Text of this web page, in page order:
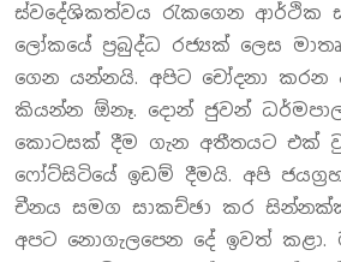
ස්වදේශිකත්වය රැකගෙන ආර්ථික
ලෝකයේ ප්‍රබුද්ධ රජ්‍යක් ලෙස
ගෙන යන්නයි. අපිට චෝදනා කරන
කියන්න ඕනෑ. දොන් ජුවන්
කොටසක් දීම ගැන අතීතයට එක්
ෆෝට්සිටියේ ඉඩම් දීමයි. අපි
චීනය සමග සාකච්ඡා කර
අපට නොගැලපෙන දේ ඉවත් කළා.